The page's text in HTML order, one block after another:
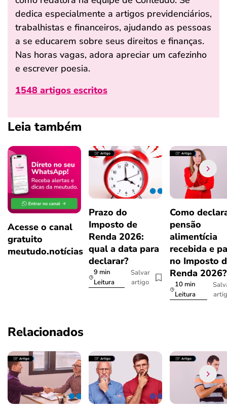
dedica especialmente a artigos previdenciários,
trabalhistas e financeiros, ajudando as pessoas
a se educarem sobre seus direitos e finanças.
Nas horas vagas, adora apreciar um cafezinho
e escrever poesia.
1548 artigos escritos
Leia também
Acesse o canal
gratuito
meutudo.notícias
Prazo do
Imposto de
Renda 2026:
qual a data para
declarar?
9 min
Leitura
Salvar
artigo
Como
pensão
alimentícia
recebida e
no Imposto
Renda
10 min
Leitura
Relacionados